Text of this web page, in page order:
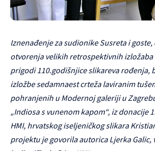
Iznenađenje za sudionike Susreta i
otvorenja velikih retrospektivnih izložaba
prigodi 110.godišnjice slikareva rođenja,
izložbe sedamnaest crteža laviranim
pohranjenih u Modernoj galeriji u
„Indiosa s vunenom kapom“, iz donacije
HMI, hrvatskog iseljeničkog slikara
projektu je govorila autorica Ljerka Galic,